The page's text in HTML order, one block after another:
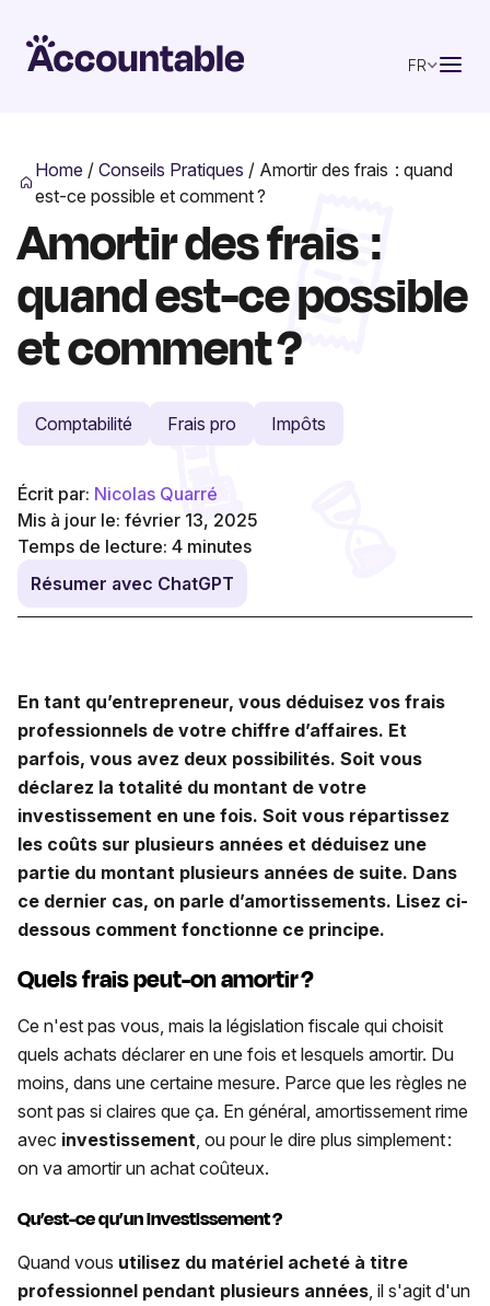
FR
Home /Conseils Pratiques / Amortir des frais : quand
est-ce possible et comment ?
Amortir des frais :
quand est-ce possible
et comment ?
Comptabilité Frais pro Impôts
Écrit par: Nicolas Quarré
Mis à jour le: février 13, 2025
Temps de lecture: 4 minutes
Résumer avec ChatGPT
En tant qu’entrepreneur, vous déduisez vos frais
professionnels de votre chiffre d’affaires. Et
parfois, vous avez deux possibilités. Soit vous
déclarez la totalité du montant de votre
investissement en une fois. Soit vous répartissez
les coûts sur plusieurs années et déduisez une
partie du montant plusieurs années de suite. Dans
ce dernier cas, on parle d’amortissements. Lisez ci-
dessous comment fonctionne ce principe.
Quels frais peut-on amortir ?
Ce n'est pas vous, mais la législation fiscale qui choisit
quels achats déclarer en une fois et lesquels amortir. Du
moins, dans une certaine mesure. Parce que les règles ne
sont pas si claires que ça. En général, amortissement rime
avec investissement , ou pour le dire plus simplement :
on va amortir un achat coûteux.
Qu’est-ce qu’un investissement ?
Quand vous utilisez du matériel acheté à titre
professionnel pendant plusieurs années , il s'agit d'un